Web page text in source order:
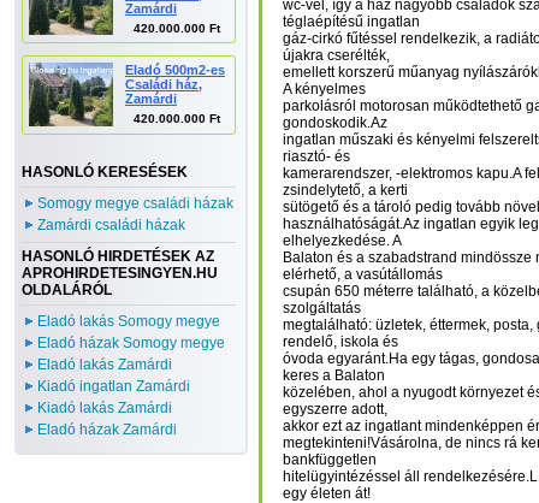
Zamárdi
420.000.000 Ft
Eladó 500m2-es
Családi ház,
Zamárdi
420.000.000 Ft
HASONLÓ KERESÉSEK
Somogy megye családi házak
Zamárdi családi házak
HASONLÓ HIRDETÉSEK AZ
APROHIRDETESINGYEN.HU
OLDALÁRÓL
Eladó lakás Somogy megye
Eladó házak Somogy megye
Eladó lakás Zamárdi
Kiadó ingatlan Zamárdi
Kiadó lakás Zamárdi
Eladó házak Zamárdi
wc-vel, így a ház nagyobb családok
téglaépítésű ingatlan
gáz-cirkó fűtéssel rendelkezik, a
újakra cserélték,
emellett korszerű műanyag
A kényelmes
parkolásról motorosan működtethető
gondoskodik.Az
ingatlan műszaki és kényelmi
riasztó- és
kamerarendszer, -elektromos kapu.A
zsindelytető, a kerti
sütögető és a tároló pedig tovább
használhatóságát.Az ingatlan egyik
elhelyezkedése. A
Balaton és a szabadstrand mindössze
elérhető, a vasútállomás
csupán 650 méterre található, a
szolgáltatás
megtalálható: üzletek, éttermek, posta,
rendelő, iskola és
óvoda egyaránt.Ha egy tágas,
keres a Balaton
közelében, ahol a nyugodt környezet
egyszerre adott,
akkor ezt az ingatlant mindenképpen
megtekinteni!Vásárolna, de nincs rá
bankfüggetlen
hitelügyintézéssel áll
egy életen át!